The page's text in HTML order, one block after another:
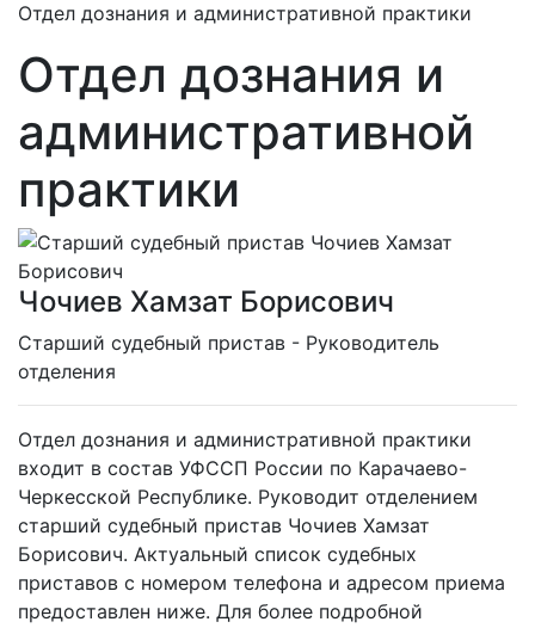
Отдел дознания и административной практики
Отдел дознания и
административной
практики
Чочиев Хамзат Борисович
Cтарший судебный пристав - Руководитель
отделения
Отдел дознания и административной практики
входит в состав УФССП России по Карачаево-
Черкесской Республике. Руководит отделением
старший судебный пристав Чочиев Хамзат
Борисович. Актуальный список судебных
приставов с номером телефона и адресом приема
предоставлен ниже. Для более подробной